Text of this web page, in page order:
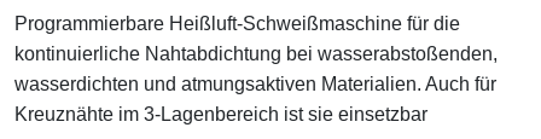
Programmierbare Heißluft-Schweißmaschine für die
kontinuierliche Nahtabdichtung bei wasserabstoßenden,
wasserdichten und atmungsaktiven Materialien. Auch für
Kreuznähte im 3-Lagenbereich ist sie einsetzbar